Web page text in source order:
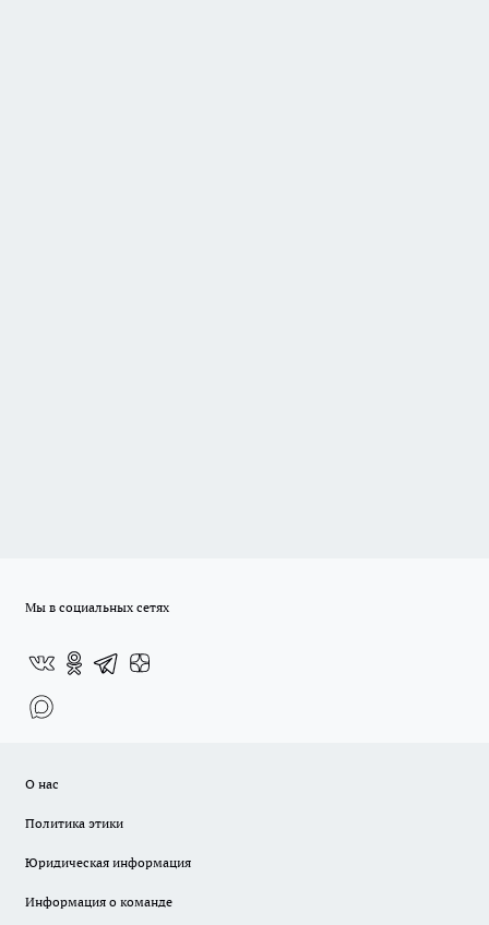
Мы в социальных сетях
О нас
Политика этики
Юридическая информация
Информация о команде